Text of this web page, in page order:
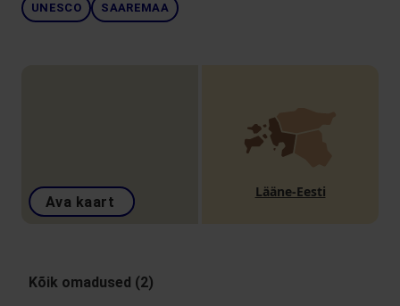
UNESCO SAAREMAA
Ava kaart
Lääne-Eesti
Kõik omadused (2)